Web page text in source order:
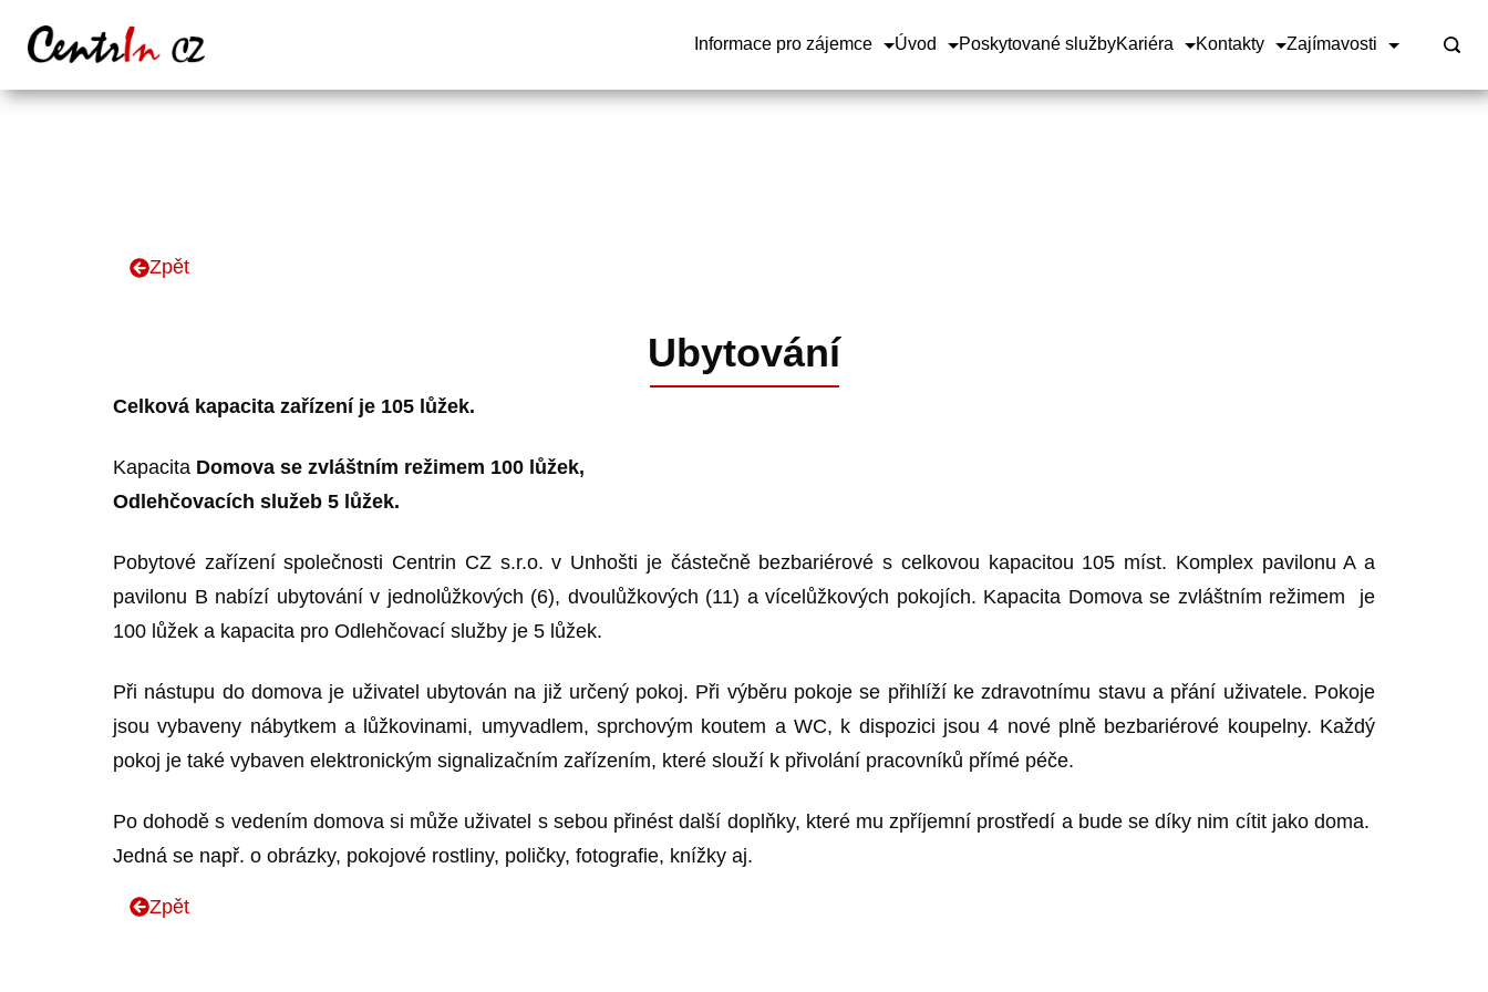
Informace pro zájemce Úvod Poskytované službyKariéra Kontakty Zajímavosti
Zpět
Ubytování
Celková kapacita zařízení je 105 lůžek.
Kapacita Domova se zvláštním režimem 100 lůžek,
Odlehčovacích služeb 5 lůžek.
Pobytové zařízení společnosti Centrin CZ s.r.o. v Unhošti je částečně bezbariérové s celkovou kapacitou 105 míst. Komplex pavilonu A a
pavilonu B nabízí ubytování v jednolůžkových (6), dvoulůžkových (11) a vícelůžkových pokojích. Kapacita Domova se zvláštním režimem je
100 lůžek a kapacita pro Odlehčovací služby je 5 lůžek.
Při nástupu do domova je uživatel ubytován na již určený pokoj. Při výběru pokoje se přihlíží ke zdravotnímu stavu a přání uživatele. Pokoje
jsou vybaveny nábytkem a lůžkovinami, umyvadlem, sprchovým koutem a WC, k dispozici jsou 4 nové plně bezbariérové koupelny. Každý
pokoj je také vybaven elektronickým signalizačním zařízením, které slouží k přivolání pracovníků přímé péče.
Po dohodě s vedením domova si může uživatel s sebou přinést další doplňky, které mu zpříjemní prostředí a bude se díky nim cítit jako doma.
Jedná se např. o obrázky, pokojové rostliny, poličky, fotografie, knížky aj.
Zpět